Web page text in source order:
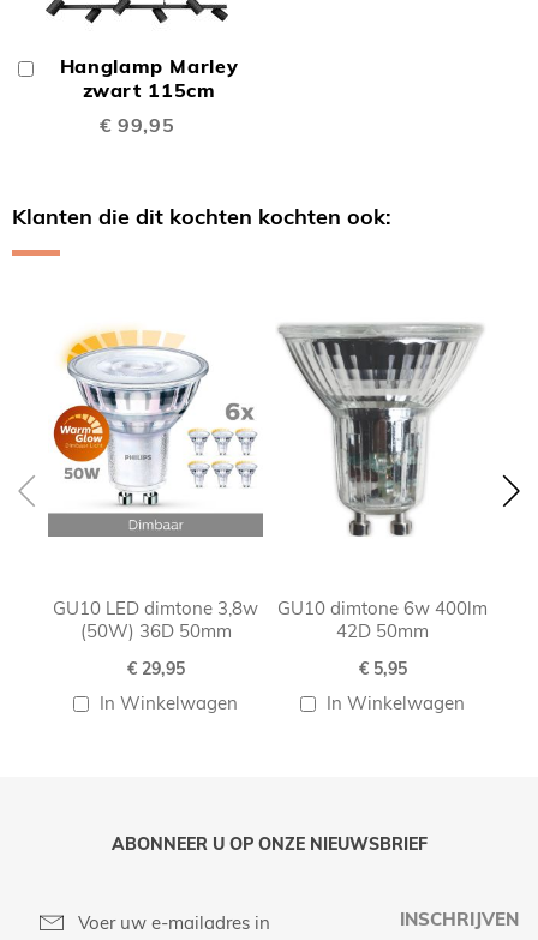
Hanglamp Marley
zwart 115cm
€ 99,95
Winkelwagen
Klanten die dit kochten kochten ook:
GU10 LED dimtone 3,8w
(50W) 36D 50mm
€ 29,95
In Winkelwagen
GU10 dimtone 6w 400lm
42D 50mm
€ 5,95
In Winkelwagen
ABONNEER U OP ONZE NIEUWSBRIEF
INSCHRIJVEN